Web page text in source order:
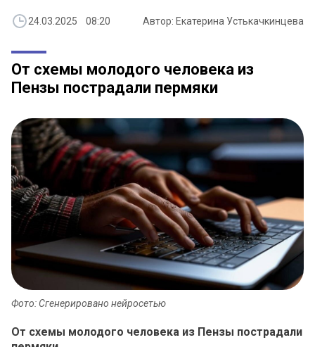
24.03.2025 08:20 Автор: Екатерина Устькачкинцева
От схемы молодого человека из
Пензы пострадали пермяки
Фото: Сгенерировано нейросетью
От схемы молодого человека из Пензы пострадали